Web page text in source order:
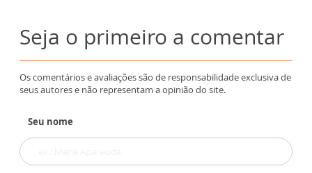
Seja o primeiro a comentar
Os comentários e avaliações são de responsabilidade exclusiva de
seus autores e não representam a opinião do site.
Seu nome